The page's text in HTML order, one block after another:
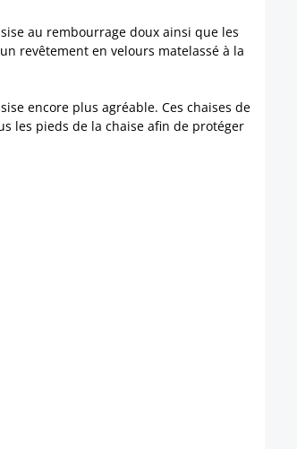
au rembourrage doux ainsi que les
revêtement en velours matelassé à la
encore plus agréable. Ces chaises de
les pieds de la chaise afin de protéger